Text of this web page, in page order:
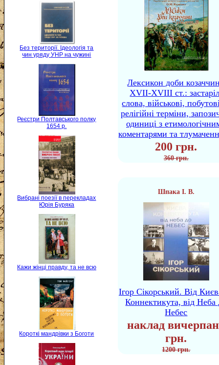
Без території. Ідеологія та
чин уряду УНР на чужині
Реєстри Полтавського полку
1654 р.
Вибрані поезії в перекладах
Юрія Буряка
Кажи жінці правду, та не всю
Короткі мандрівки з Боготи
Лексикон доби
XVII-XVIII ст.:
слова, військові,
релігійні терміни,
одиниці з
коментарями та
200 грн.
360 грн.
Шпака І. В.
Ігор Сікорський. Від
Коннектикута, від Неба
Небес
наклад
грн.
1200 грн.